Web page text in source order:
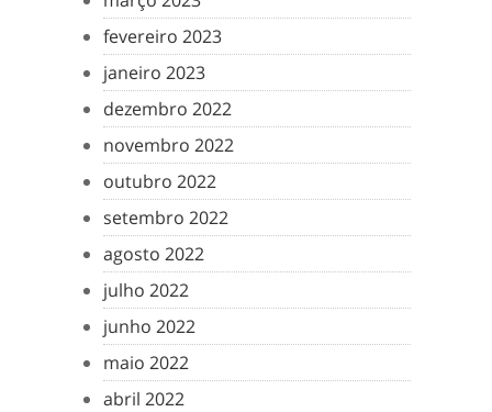
fevereiro 2023
janeiro 2023
dezembro 2022
novembro 2022
outubro 2022
setembro 2022
agosto 2022
julho 2022
junho 2022
maio 2022
abril 2022